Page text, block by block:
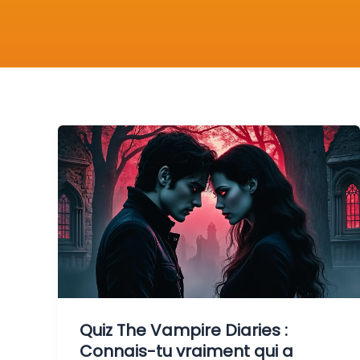
Quiz The Vampire Diaries :
Connais-tu vraiment qui a